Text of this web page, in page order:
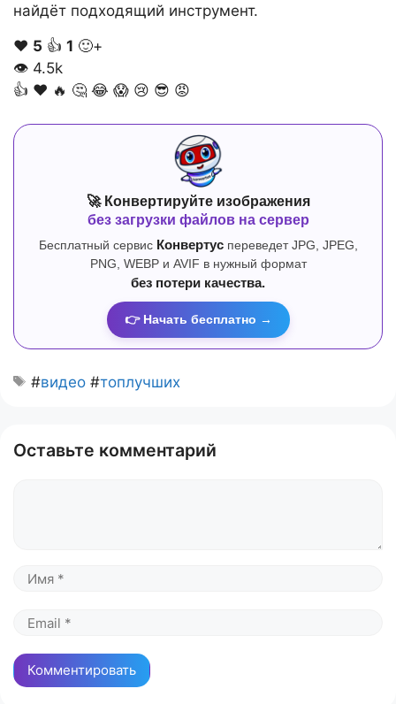
найдёт подходящий инструмент.
❤️ 5 👍 1 🙂+
👁 4.5k
👍 ❤️ 🔥 🤔 😂 😱 😢 😎 😡
🚀 Конвертируйте изображения
без загрузки файлов на сервер
Бесплатный сервис Конвертуспереведет JPG, JPEG,
PNG, WEBP и AVIF в нужный формат
без потери качества.
👉 Начать бесплатно →
#видео #топлучших
Оставьте комментарий
Имя
Email